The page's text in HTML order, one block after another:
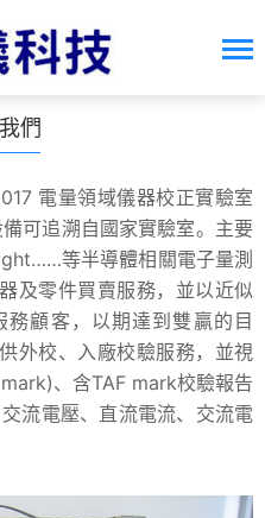
們
電量領域儀器校正實驗室
可追溯自國家實驗室。主要
等半導體相關電子量測
及零件買賣服務，並以近似
顧客，以期達到雙贏的目
外校、入廠校驗服務，並視
、含TAF mark校驗報告
流電壓、直流電流、交流電